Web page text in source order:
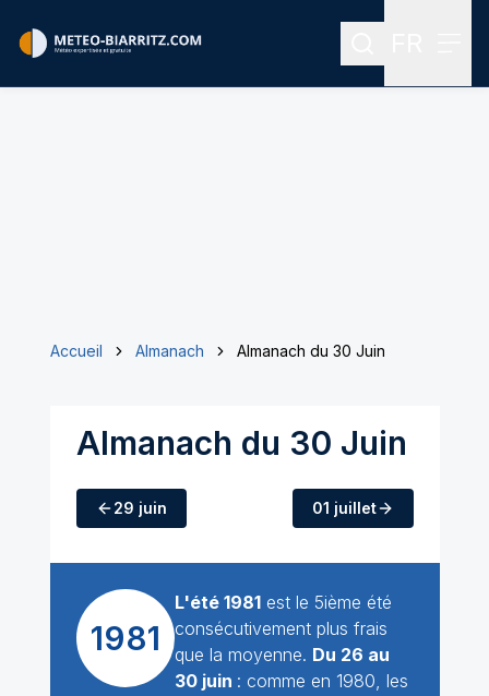
Rechercher
Accueil Almanach Almanach du 30 Juin
Almanach du 30 Juin
29 juin 01 juillet
1981
L'été 1981est le 5ième été
consécutivement plus frais
que la moyenne. Du 26 au
30 juin : comme en 1980, les